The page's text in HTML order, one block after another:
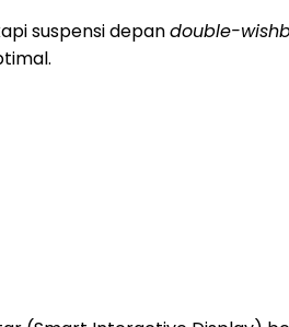
suspensi depandouble-